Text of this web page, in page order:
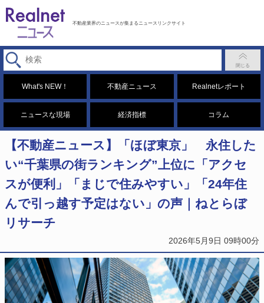
不動産業界のニュースが集まるニュースリンクサイト
What's NEW！ 不動産ニュース Realnetレポート
ニュースな現場 経済指標 コラム
【不動産ニュース】「ほぼ東京」 永住した
い“千葉県の街ランキング”上位に「アクセ
スが便利」「まじで住みやすい」「24年住
んで引っ越す予定はない」の声｜ねとらぼ
リサーチ
2026年5月9日 09時00分